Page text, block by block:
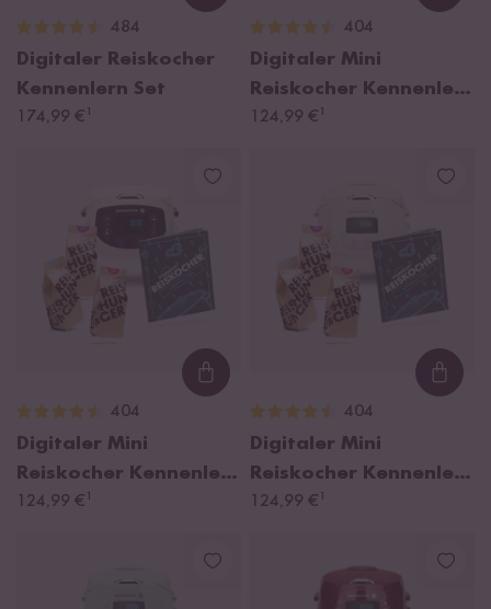
484
Digitaler Reiskocher
Kennenlern Set
174,99 € ¹
404
Digitaler Mini
Reiskocher Kennenlern
Set
124,99 € ¹
Loading...
404
Digitaler Mini
Reiskocher Kennenlern
Set
124,99 € ¹
404
Digitaler Mini
Reiskocher Kennenlern
Set
124,99 € ¹